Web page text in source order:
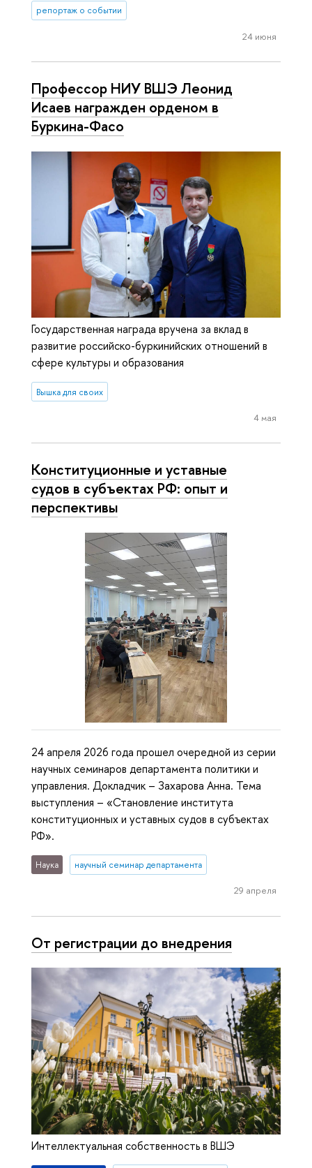
репортаж о событии
24 июня
Профессор НИУ ВШЭ Леонид
Исаев награжден орденом в
Буркина-Фасо
Государственная награда вручена за вклад в
развитие российско-буркинийских отношений в
сфере культуры и образования
Вышка для своих
4 мая
Конституционные и уставные
судов в субъектах РФ: опыт и
перспективы
24 апреля 2026 года прошел очередной из серии
научных семинаров департамента политики и
управления. Докладчик – Захарова Анна. Тема
выступления – «Становление института
конституционных и уставных судов в субъектах
РФ».
Наука научный семинар департамента
29 апреля
От регистрации до внедрения
Интеллектуальная собственность в ВШЭ